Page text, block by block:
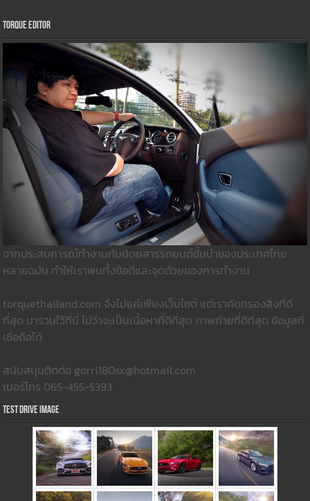
Torque Editor
จากประสบการณ์ทำงานกับนิตยสารรถยนต์ชั้นนำของประเทศไทย
หลายฉบับ ทำให้เราพบทั้งข้อดีและจุดด้วยของการทำงาน
torquethailand.com จึงไม่แค่เพียงเว็บไซต์ แต่เราคัดกรองสิ่งที่ดี
ที่สุด มารวมใว้ที่นี่ ไม่ว่าจะเป็นเนื้อหาที่ดีที่สุด ภาพถ่ายที่ดีที่สุด ข้อมูลที่
เชื่อถือได้
สนับสนุนติดต่อ gorri180sx@hotmail.com
เบอร์โทร 065-455-5393
Test Drive Image